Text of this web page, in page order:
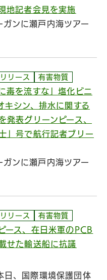
地記者会見を実施
ガンに瀬戸内海ツアー
リース 有害物質
毒を流すな」塩化ビニ
キシン、排水に関する
発表グリーンピース、
」号で航行記者ブリー
ガンに瀬戸内海ツアー
リース 有害物質
ース、在日米軍のPCB
せた輸送船に抗議
日、国際環境保護団体